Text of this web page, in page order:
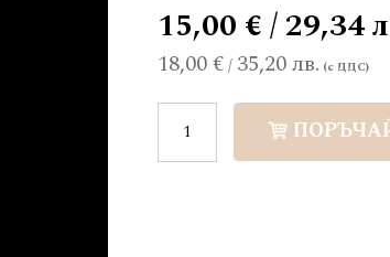
18,00 €/ 35,20 лв.
15,00 € / 29,34